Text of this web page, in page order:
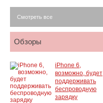
Смотреть все
Обзоры
iPhone 6,
возможно, будет
поддерживать
беспроводную
зарядку